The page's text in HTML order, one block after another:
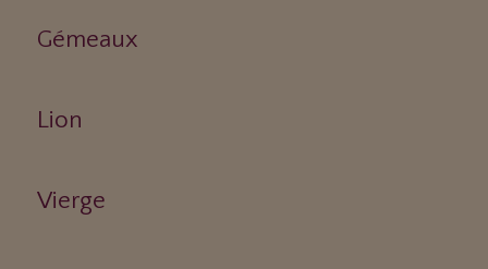
Gémeaux
Lion
Vierge